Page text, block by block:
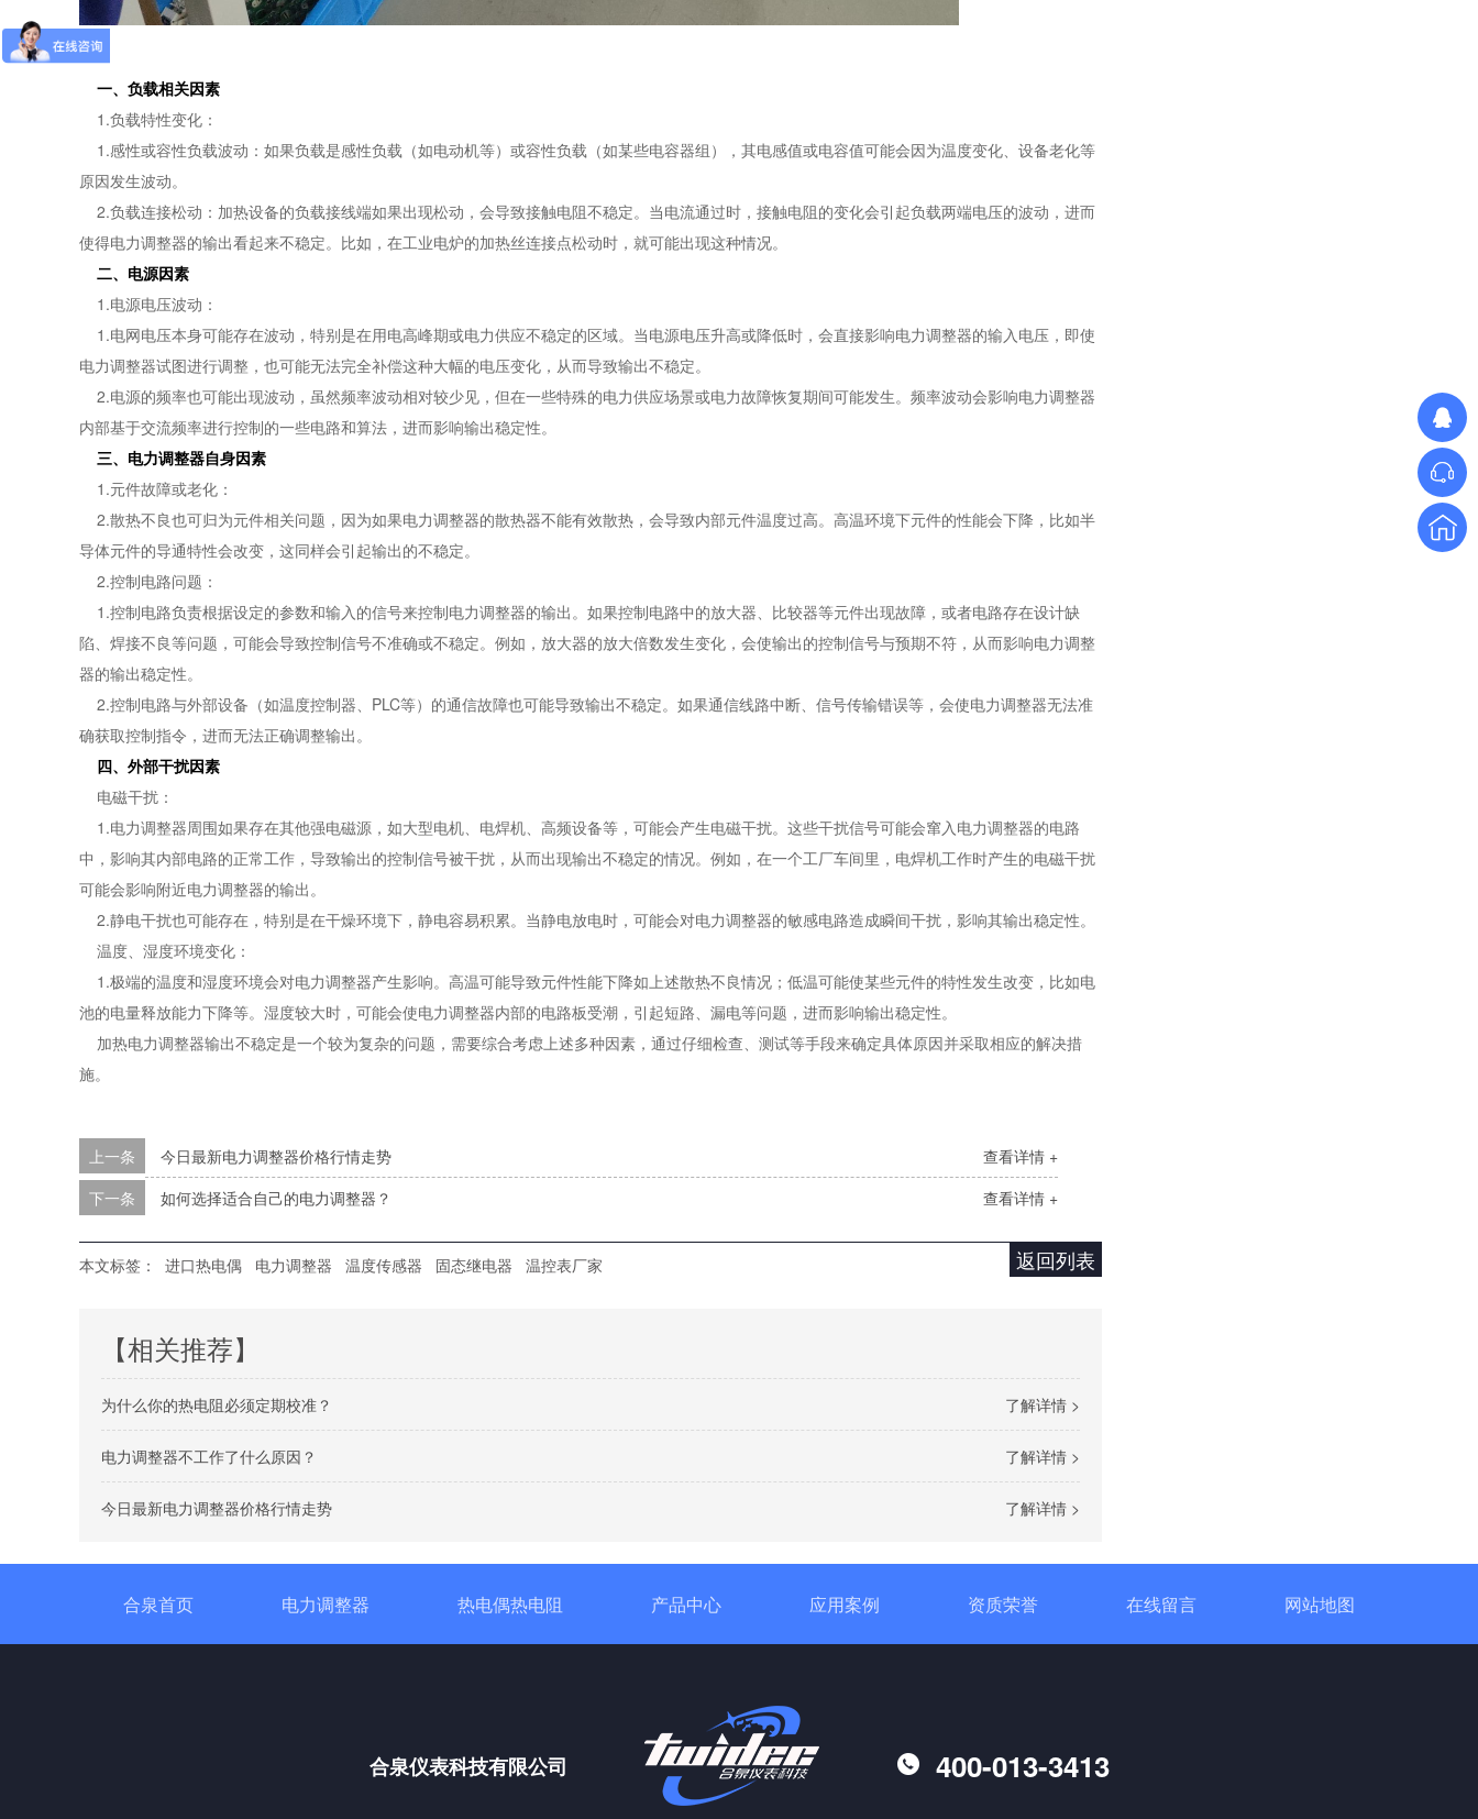
一、负载相关因素
1.负载特性变化：
1.感性或容性负载波动：如果负载是感性负载（如电动机等）或容性负载（如某些电容器组），其电感值或电容值可能会因为温度变化、设备老化等
原因发生波动。
2.负载连接松动：加热设备的负载接线端如果出现松动，会导致接触电阻不稳定。当电流通过时，接触电阻的变化会引起负载两端电压的波动，进而
使得电力调整器的输出看起来不稳定。比如，在工业电炉的加热丝连接点松动时，就可能出现这种情况。
二、电源因素
1.电源电压波动：
1.电网电压本身可能存在波动，特别是在用电高峰期或电力供应不稳定的区域。当电源电压升高或降低时，会直接影响电力调整器的输入电压，即使
电力调整器试图进行调整，也可能无法完全补偿这种大幅的电压变化，从而导致输出不稳定。
2.电源的频率也可能出现波动，虽然频率波动相对较少见，但在一些特殊的电力供应场景或电力故障恢复期间可能发生。频率波动会影响电力调整器
内部基于交流频率进行控制的一些电路和算法，进而影响输出稳定性。
三、电力调整器自身因素
1.元件故障或老化：
2.散热不良也可归为元件相关问题，因为如果电力调整器的散热器不能有效散热，会导致内部元件温度过高。高温环境下元件的性能会下降，比如半
导体元件的导通特性会改变，这同样会引起输出的不稳定。
2.控制电路问题：
1.控制电路负责根据设定的参数和输入的信号来控制电力调整器的输出。如果控制电路中的放大器、比较器等元件出现故障，或者电路存在设计缺
陷、焊接不良等问题，可能会导致控制信号不准确或不稳定。例如，放大器的放大倍数发生变化，会使输出的控制信号与预期不符，从而影响电力调整
器的输出稳定性。
2.控制电路与外部设备（如温度控制器、PLC等）的通信故障也可能导致输出不稳定。如果通信线路中断、信号传输错误等，会使电力调整器无法准
确获取控制指令，进而无法正确调整输出。
四、外部干扰因素
电磁干扰：
1.电力调整器周围如果存在其他强电磁源，如大型电机、电焊机、高频设备等，可能会产生电磁干扰。这些干扰信号可能会窜入电力调整器的电路
中，影响其内部电路的正常工作，导致输出的控制信号被干扰，从而出现输出不稳定的情况。例如，在一个工厂车间里，电焊机工作时产生的电磁干扰
可能会影响附近电力调整器的输出。
2.静电干扰也可能存在，特别是在干燥环境下，静电容易积累。当静电放电时，可能会对电力调整器的敏感电路造成瞬间干扰，影响其输出稳定性。
温度、湿度环境变化：
1.极端的温度和湿度环境会对电力调整器产生影响。高温可能导致元件性能下降如上述散热不良情况；低温可能使某些元件的特性发生改变，比如电
池的电量释放能力下降等。湿度较大时，可能会使电力调整器内部的电路板受潮，引起短路、漏电等问题，进而影响输出稳定性。
加热电力调整器输出不稳定是一个较为复杂的问题，需要综合考虑上述多种因素，通过仔细检查、测试等手段来确定具体原因并采取相应的解决措
施。
查看详情 +
上一条
今日最新电力调整器价格行情走势
查看详情 +
下一条 如何选择适合自己的电力调整器？
返回列表
本文标签： 进口热电偶 电力调整器 温度传感器 固态继电器 温控表厂家
【相关推荐】
了解详情 >
为什么你的热电阻必须定期校准？
了解详情 >
电力调整器不工作了什么原因？
了解详情 >
今日最新电力调整器价格行情走势
三相TM数字调功器25~200A
合泉首页 电力调整器 热电偶热电阻 产品中心 应用案例 资质荣誉 在线留言 网站地图
合泉仪表科技有限公司 400-013-3413